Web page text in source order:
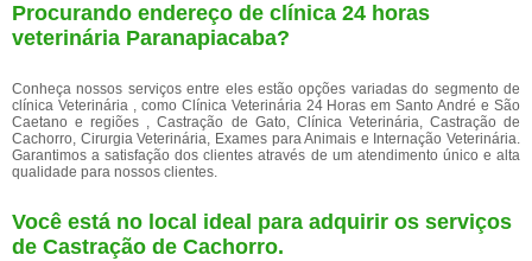
Procurando endereço de clínica 24 horas
veterinária Paranapiacaba?
Conheça nossos serviços entre eles estão opções variadas do segmento de
clínica Veterinária , como Clínica Veterinária 24 Horas em Santo André e São
Caetano e regiões , Castração de Gato, Clínica Veterinária, Castração de
Cachorro, Cirurgia Veterinária, Exames para Animais e Internação Veterinária.
Garantimos a satisfação dos clientes através de um atendimento único e alta
qualidade para nossos clientes.
Você está no local ideal para adquirir os serviços
de Castração de Cachorro.